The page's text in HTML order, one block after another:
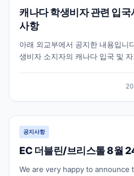
캐나다 학생비자 관련 입국
사항
아래 외교부에서 공지한 내용입니
생비자 소지자의 캐나다 입국 및
분은 파란색으로 표시 A. 캐나다 입
자가 100% 온라인 수업 및 하이브
공지사항
EC 더블린/브리스톨 8월
We are very happy to announce